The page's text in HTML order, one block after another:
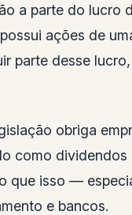
a parte do lucro
ações de
parte desse
obriga
como dividendos
que isso —
e bancos.